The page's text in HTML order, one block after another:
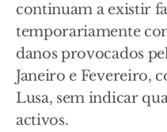
continuam a existir
temporariamente
danos provocados
Janeiro e Fevereiro,
Lusa, sem indicar
activos.